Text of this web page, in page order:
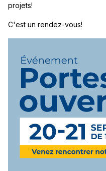
projets!
C'est un rendez-vous!